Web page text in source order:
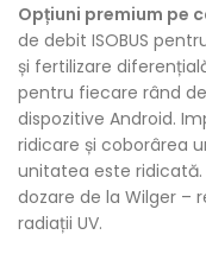
Opțiuni premium pe
de debit ISOBUS
și fertilizare
pentru fiecare rând
dispozitive Android.
ridicare și coborârea
unitatea este
dozare de la Wilger –
radiații UV.